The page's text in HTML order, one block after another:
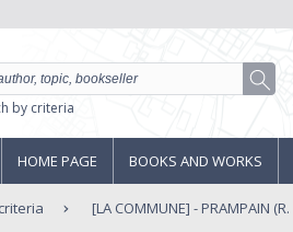
by criteria
HOME PAGE BOOKS AND WORKS
[LA COMMUNE] - PRAMPAIN